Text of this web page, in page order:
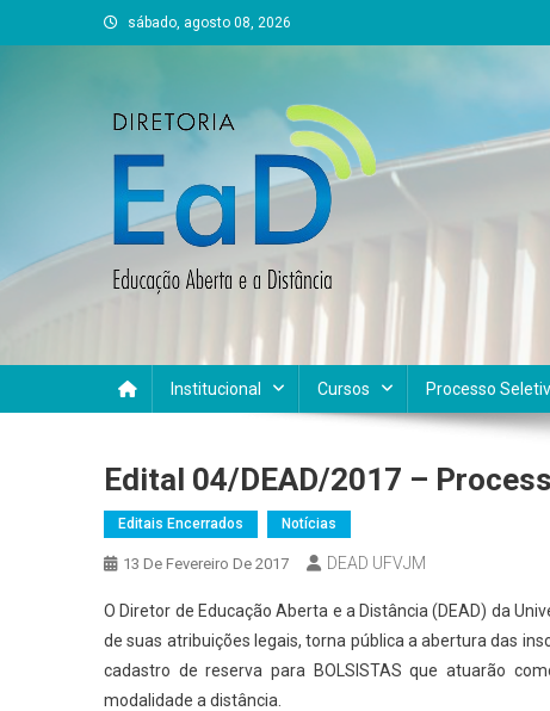
to
sábado, agosto 08, 2026
DEAD UFVJM
Institucional Cursos Processo
Edital 04/DEAD/2017 –
Editais Encerrados Notícias
13 De Fevereiro De 2017 DEAD UFVJM
O Diretor de Educação Aberta e a Distância (DEAD) da
de suas atribuições legais, torna pública a abertura das
cadastro de reserva para BOLSISTAS que atuarão
modalidade a distância.